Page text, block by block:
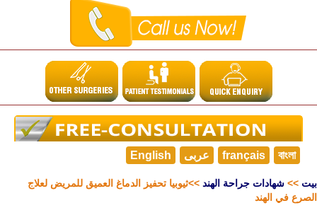
English عربى français বাংলা
بيت >> شهادات جراحة الهند >>ثيوبيا تحفيز الدماغ العميق للمريض لعلاج
الصرع في الهند